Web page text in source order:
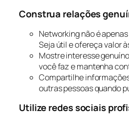
Construa relações
Networking não é
Seja útil e ofereça valor
Mostre interesse
você faz e mantenha
Compartilhe
outras pessoas quando
Utilize redes sociais